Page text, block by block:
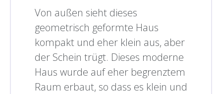
Von außen sieht dieses
geometrisch geformte Haus
kompakt und eher klein aus, aber
der Schein trügt. Dieses moderne
Haus wurde auf eher begrenztem
Raum erbaut, so dass es klein und